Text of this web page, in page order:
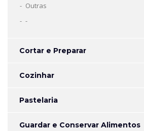
Outras
-
Cortar e Preparar
Cozinhar
Pastelaria
Guardar e Conservar Alimentos